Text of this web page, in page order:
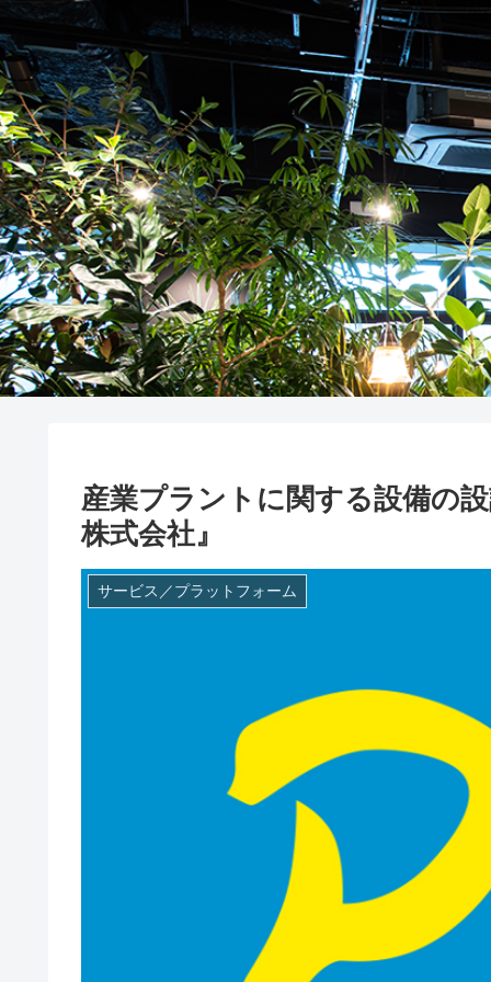
産業プラントに関する設備の
株式会社』
サービス／プラットフォーム